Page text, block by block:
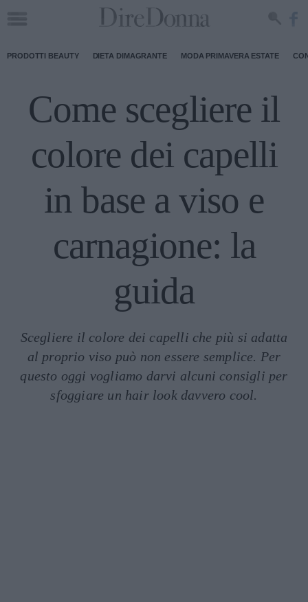
PRODOTTI BEAUTY DIETA DIMAGRANTE MODA PRIMAVERA ESTATE
Come scegliere il
colore dei capelli
in base a viso e
carnagione: la
guida
Scegliere il colore dei capelli che più si adatta
al proprio viso può non essere semplice. Per
questo oggi vogliamo darvi alcuni consigli per
sfoggiare un hair look davvero cool.